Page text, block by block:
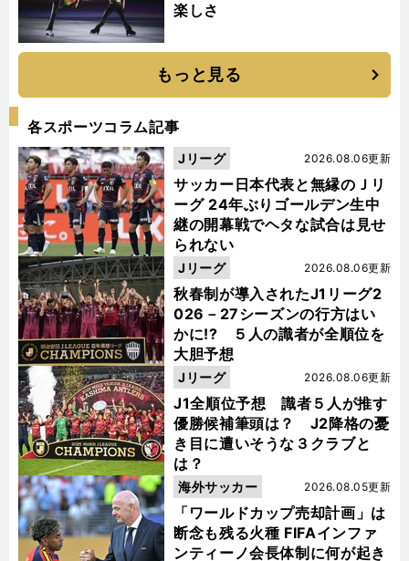
楽しさ
もっと見る
各スポーツコラム記事
サッカー日本代表と無縁のＪリ
ーグ 24年ぶりゴールデン生中
継の開幕戦でヘタな試合は見せ
られない
2026.08.06更新
Jリーグ
秋春制が導入されたJ1リーグ2
026－27シーズンの行方はい
かに!? ５人の識者が全順位を
大胆予想
2026.08.06更新
Jリーグ
J1全順位予想 識者５人が推す
優勝候補筆頭は？ J2降格の憂
き目に遭いそうな３クラブと
は？
2026.08.06更新
Jリーグ
「ワールドカップ売却計画」は
断念も残る火種 FIFAインファ
ンティーノ会長体制に何が起き
2026.08.05更新
海外サッカー